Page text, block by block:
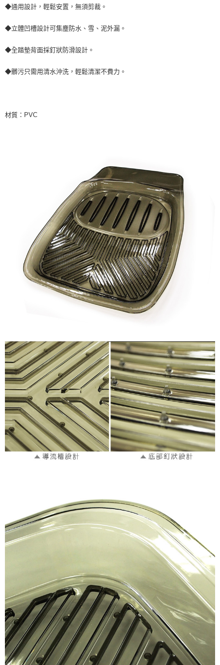
◆通用設計，輕鬆安置，無須剪裁。
◆立體凹槽設計可集塵防水、雪、泥外漏。
◆全踏墊背面採釘狀防滑設計。
◆髒污只需用清水沖洗，輕鬆清潔不費力。
材質：PVC